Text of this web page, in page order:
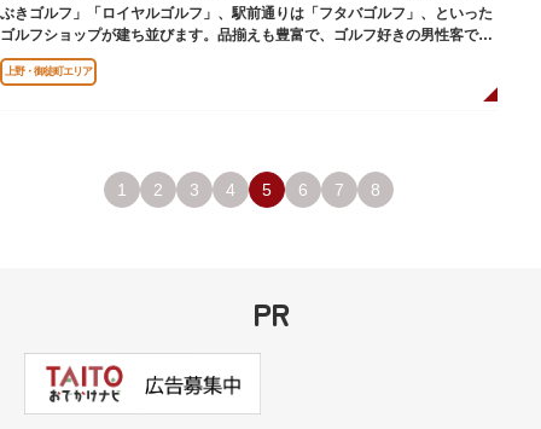
ぶきゴルフ」「ロイヤルゴルフ」、駅前通りは「フタバゴルフ」、といった
ゴルフショップが建ち並びます。品揃えも豊富で、ゴルフ好きの男性客で賑
わっています。
上野・御徒町エリア
1 2 3 4 5 6 7 8
PR